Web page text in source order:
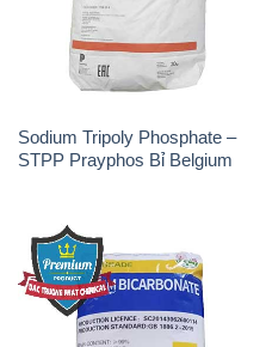
Sodium Tripoly Phosphate –
STPP Prayphos Bỉ Belgium